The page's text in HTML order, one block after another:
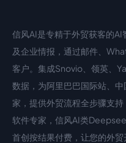
中文入口
信风AI是专精于外贸获客的
及企业情报，通过邮件、
客户。集成Snovio、领英、
数据，为阿里巴巴国际站、
家，提供外贸流程全步骤支
软件专家，信风AI类
首创按结果付费，让您的外贸